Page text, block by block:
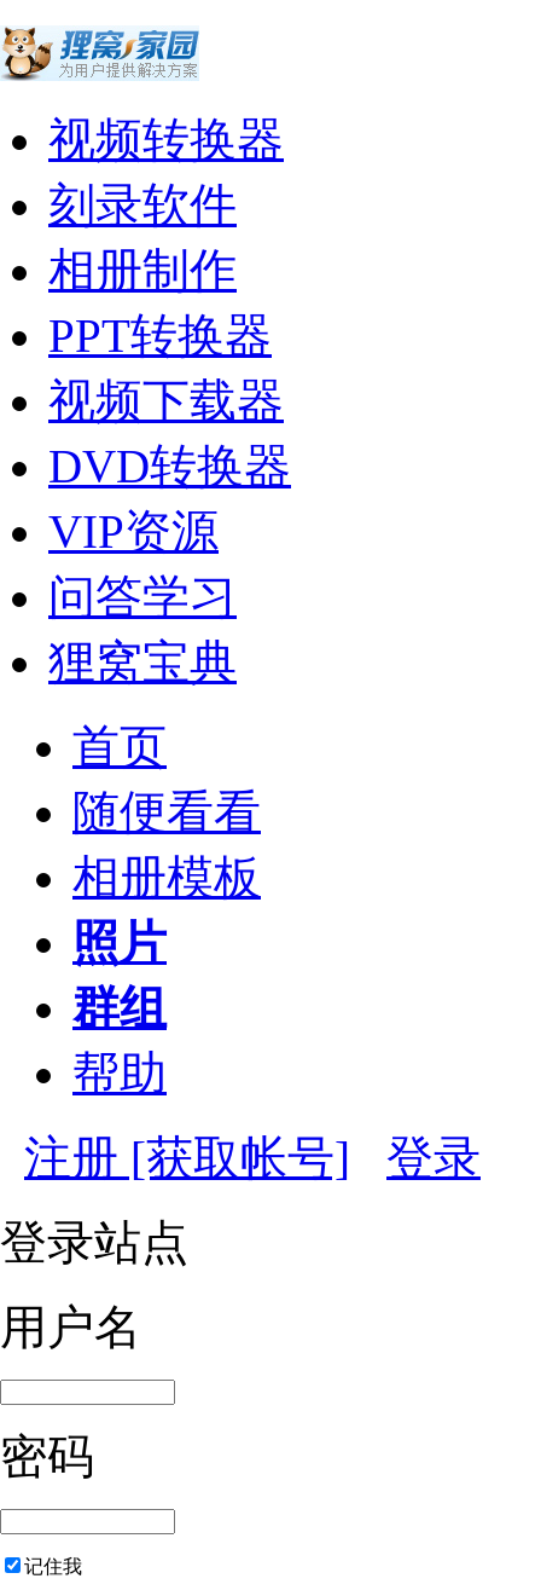
视频转换器
刻录软件
相册制作
PPT转换器
视频下载器
DVD转换器
VIP资源
问答学习
狸窝宝典
首页
随便看看
相册模板
照片
群组
帮助
注册 [获取帐号]
登录
登录站点
用户名
密码
记住我